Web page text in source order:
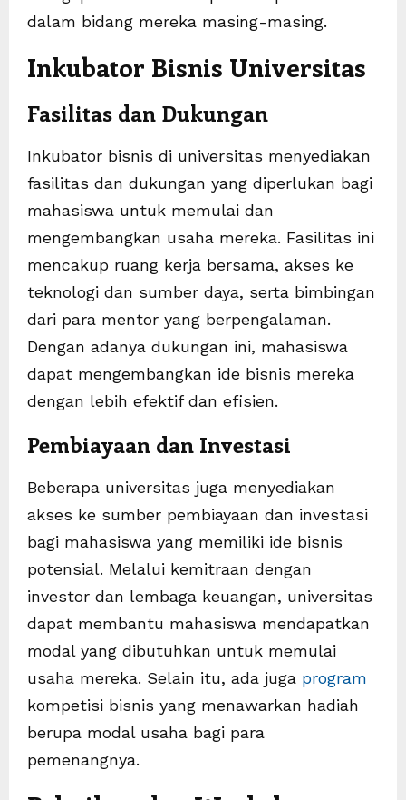
dalam bidang mereka masing-masing.
Inkubator Bisnis Universitas
Fasilitas dan Dukungan
Inkubator bisnis di universitas menyediakan
fasilitas dan dukungan yang diperlukan bagi
mahasiswa untuk memulai dan
mengembangkan usaha mereka. Fasilitas ini
mencakup ruang kerja bersama, akses ke
teknologi dan sumber daya, serta bimbingan
dari para mentor yang berpengalaman.
Dengan adanya dukungan ini, mahasiswa
dapat mengembangkan ide bisnis mereka
dengan lebih efektif dan efisien.
Pembiayaan dan Investasi
Beberapa universitas juga menyediakan
akses ke sumber pembiayaan dan investasi
bagi mahasiswa yang memiliki ide bisnis
potensial. Melalui kemitraan dengan
investor dan lembaga keuangan, universitas
dapat membantu mahasiswa mendapatkan
modal yang dibutuhkan untuk memulai
usaha mereka. Selain itu, ada juga program
kompetisi bisnis yang menawarkan hadiah
berupa modal usaha bagi para
pemenangnya.